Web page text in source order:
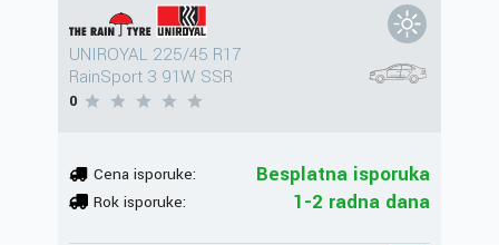
UNIROYAL 225/45 R17
RainSport 3 91W SSR
0
Cena isporuke: Besplatna isporuka
Rok isporuke: 1-2 radna dana